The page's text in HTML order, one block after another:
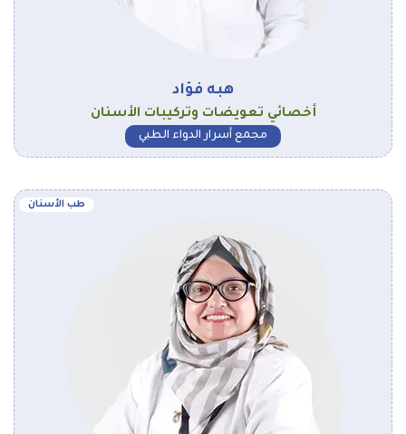
هبه فؤاد
أخصائي تعويضات وتركيبات الأسنان
مجمع أسرار الدواء الطبي
طب الأسنان